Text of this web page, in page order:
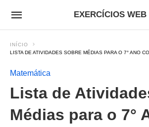
EXERCÍCIOS WEB
INÍCIO
LISTA DE ATIVIDADES SOBRE MÉDIAS PARA O 7° ANO
Matemática
Lista de
Médias para o 7°